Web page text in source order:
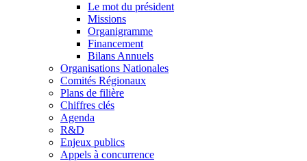
Le mot du président
Missions
Organigramme
Financement
Bilans Annuels
Organisations Nationales
Comités Régionaux
Plans de filière
Chiffres clés
Agenda
R&D
Enjeux publics
Appels à concurrence